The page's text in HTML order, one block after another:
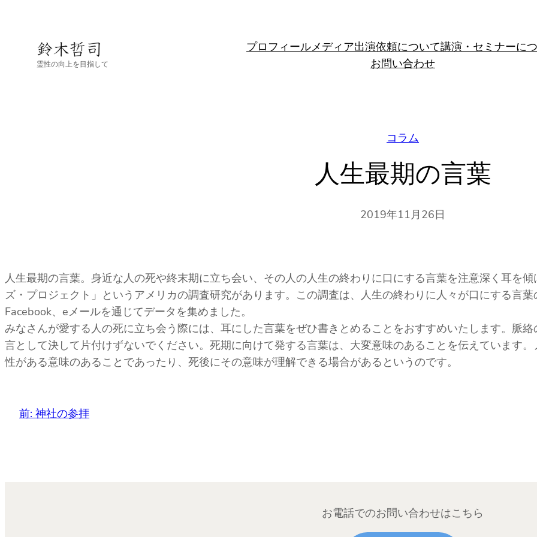
霊性の向上を目指して
プロフィールメディア出演依頼について講演・セミナーに
お問い合わせ
コラム
人生最期の言葉
2019年11月26日
人生最期の言葉。身近な人の死や終末期に立ち会い、その人の人生の終わりに口にする言葉を注意深く耳を
ズ・プロジェクト」というアメリカの調査研究があります。この調査は、人生の終わりに人々が口にする言葉
Facebook、eメールを通じてデータを集めました。
みなさんが愛する人の死に立ち会う際には、耳にした言葉をぜひ書きとめることをおすすめいたします。脈
言として決して片付けずないでください。死期に向けて発する言葉は、大変意味のあることを伝えています
性がある意味のあることであったり、死後にその意味が理解できる場合があるというのです。
前: 神社の参拝
お電話でのお問い合わせはこちら